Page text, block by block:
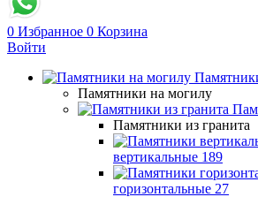
0 Избранное 0 Корзина
Войти
Памятники на могилу
Памятники из гранита
вертикальные 189
горизонтальные 27